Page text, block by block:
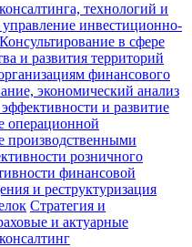
технологий и
инвестиционно-
Консультирование в сфере
и развития территорий
финансового
экономический анализ
и развитие
производственными
розничного
финансовой
и реструктуризация
Стратегия и
и актуарные